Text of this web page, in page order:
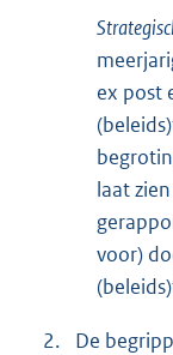
ex post
laat
voor)
2.
De